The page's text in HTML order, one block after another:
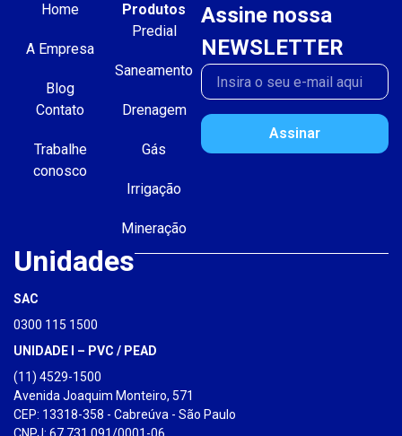
Home
A Empresa
Blog
Contato
Trabalhe
conosco
Produtos
Predial
Saneamento
Drenagem
Gás
Irrigação
Mineração
Assine nossa
NEWSLETTER
Assinar
Unidades
SAC
0300 115 1500
UNIDADE I – PVC / PEAD
(11) 4529-1500
Avenida Joaquim Monteiro, 571
CEP: 13318-358 - Cabreúva - São Paulo